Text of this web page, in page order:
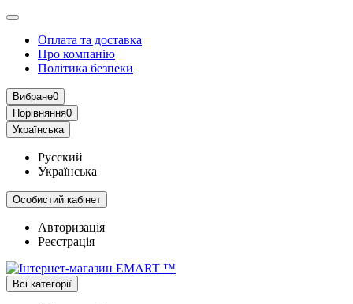
Оплата та доставка
Про компанію
Політика безпеки
Вибране0
Порівняння0
Українська
Русский
Українська
Особистий кабінет
Авторизація
Реєстрація
Всі категорії